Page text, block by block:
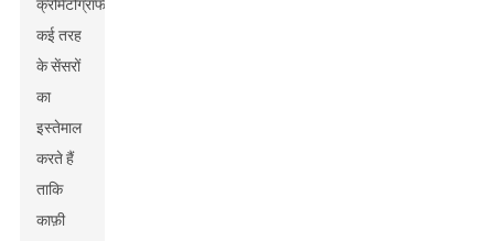
क्रोमैटोग्राफी,
कई तरह
के सेंसरों
का
इस्तेमाल
करते हैं
ताकि
काफ़ी